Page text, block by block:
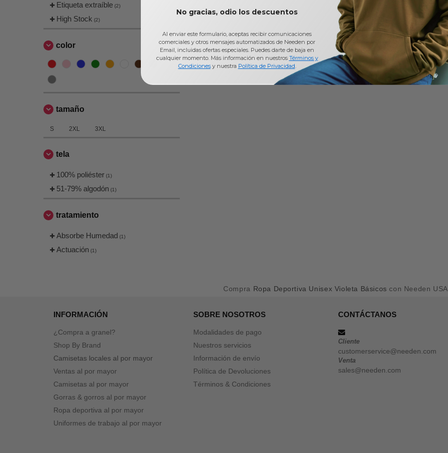
Etiqueta extraíble (2)
High Stock (2)
color
tamaño
S 2XL 3XL
tela
100% poliéster (1)
51-79% algodón (1)
tratamiento
Absorbe Humedad (1)
Actuación (1)
Compra Ropa Deportiva Unisex Violeta Básicos con Needen USA
INFORMACIÓN
¿Compra a granel?
Shop By Brand
Camisetas locales al por mayor
Ventas al por mayor
Camisetas al por mayor
Gorras & gorros al por mayor
Ropa deportiva al por mayor
Uniformes de trabajo al por mayor
SOBRE NOSOTROS
Modalidades de pago
Nuestros servicios
Información de envío
Política de Devoluciones
Términos & Condiciones
CONTÁCTANOS
Cliente
customerservice@needen.com
Venta
sales@needen.com
No gracias, odio los descuentos
Al enviar este formulario, aceptas recibir comunicaciones
comerciales y otros mensajes automatizados de Needen por
Email, incluidas ofertas especiales. Puedes darte de baja en
cualquier momento. Más información en nuestros Términos y
Condicionesy nuestra Política de Privacidad.